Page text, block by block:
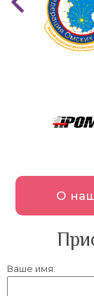
О
Ваше имя: